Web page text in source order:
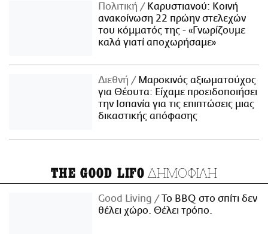
Πολιτική
Καρυστιανού: Κοινή
ανακοίνωση 22 πρώην στελεχών
του κόμματός της - «Γνωρίζουμε
καλά γιατί αποχωρήσαμε»
Διεθνή
Μαροκινός αξιωματούχος
για Θέουτα: Είχαμε προειδοποιήσει
την Ισπανία για τις επιπτώσεις μιας
δικαστικής απόφασης
THE GOOD LIFO ΔΗΜΟΦΙΛΗ
Good Living
Το BBQ στο σπίτι δεν
θέλει χώρο. Θέλει τρόπο.